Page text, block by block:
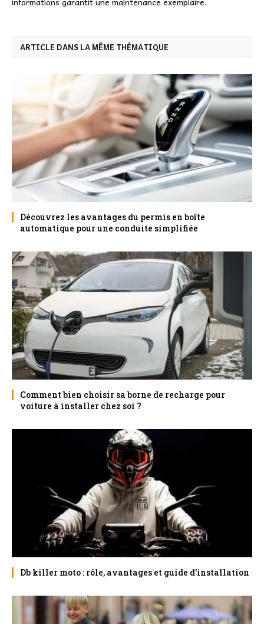
ARTICLE DANS LA MÊME THÉMATIQUE
Découvrez les avantages du permis en boîte
automatique pour une conduite simplifiée
Comment bien choisir sa borne de recharge pour
voiture à installer chez soi ?
Db killer moto : rôle, avantages et guide d’installation